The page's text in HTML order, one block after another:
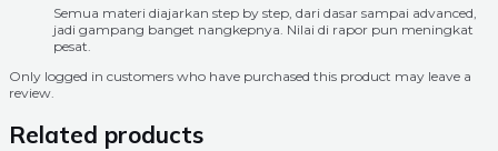
Semua materi diajarkan step by step, dari dasar sampai advanced,
jadi gampang banget nangkepnya. Nilai di rapor pun meningkat
pesat.
Only logged in customers who have purchased this product may leave a
review.
Related products